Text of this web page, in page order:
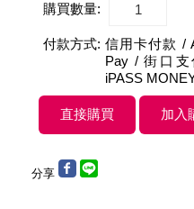
購買數量:
付款方式: 信用卡付款 /
Pay / 街口
iPASS
分享